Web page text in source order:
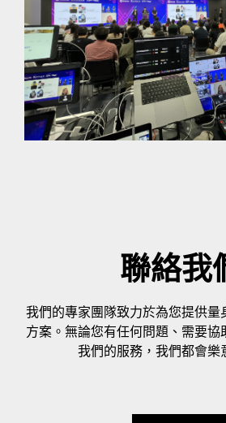
聯絡我
我們的專家團隊致力於為您提供
方案。無論您有任何問題、需要
我們的服務，我們都會樂